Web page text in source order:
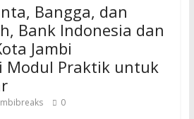
Bangga, dan
Bank Indonesia dan
Jambi
Modul Praktik untuk
0